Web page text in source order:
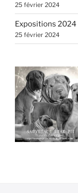
25 février 2024
Expositions 2024
25 février 2024